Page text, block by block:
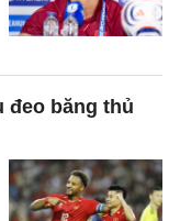
đeo băng thủ